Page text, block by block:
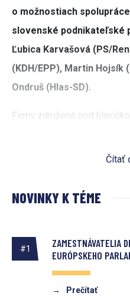
o možnostiach
slovenské podnikateľské
Ľubica Karvašová (PS/
(KDH/EPP), Martin Hojsík
Ondruš (Hlas-SD).
Firmy združené pod
témam kľúčovým pre
obchod a zamestnanosť – a
Dohoda pre čistý
Podľa Martina Hojsíka ide o
Čítať
NOVINKY K TÉME
#1
ZAMESTNÁVATELIA
EURÓPSKEHO
→ Prečítať